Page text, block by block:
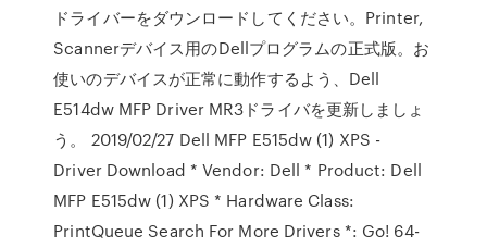
ドライバーをダウンロードしてください。Printer,
Scannerデバイス用のDellプログラムの正式版。お
使いのデバイスが正常に動作するよう、Dell
E514dw MFP Driver MR3ドライバを更新しましょ
う。 2019/02/27 Dell MFP E515dw (1) XPS -
Driver Download * Vendor: Dell * Product: Dell
MFP E515dw (1) XPS * Hardware Class:
PrintQueue Search For More Drivers *: Go! 64-